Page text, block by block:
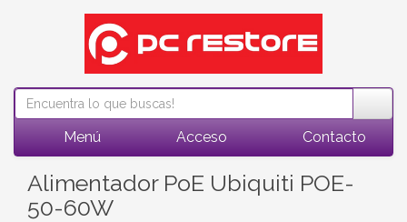
Menú Acceso Contacto
Alimentador PoE Ubiquiti POE-
50-60W